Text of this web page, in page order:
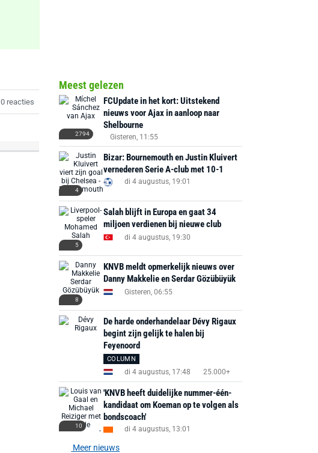
0 reacties
Meest gelezen
2794
FCUpdate in het kort: Uitstekend
nieuws voor Ajax in aanloop naar
Shelbourne
Gisteren, 11:55
4
Bizar: Bournemouth en Justin Kluivert
vernederen Serie A-club met 10-1
di 4 augustus, 19:01
5
Salah blijft in Europa en gaat 34
miljoen verdienen bij nieuwe club
di 4 augustus, 19:30
8
KNVB meldt opmerkelijk nieuws over
Danny Makkelie en Serdar Gözübüyük
Gisteren, 06:55
De harde onderhandelaar Dévy Rigaux
begint zijn gelijk te halen bij
Feyenoord
COLUMN
di 4 augustus, 17:48 25.000+
10
'KNVB heeft duidelijke nummer-één-
kandidaat om Koeman op te volgen als
bondscoach'
di 4 augustus, 13:01
Meer nieuws